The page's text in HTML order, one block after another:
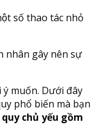
số thao tác nhỏ
nhân gây nên sự
muốn. Dưới đây
phổ biến mà bạn
chủ yếu gồm